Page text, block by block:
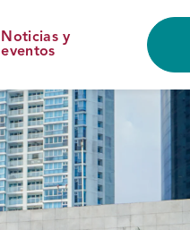
Noticias y
eventos